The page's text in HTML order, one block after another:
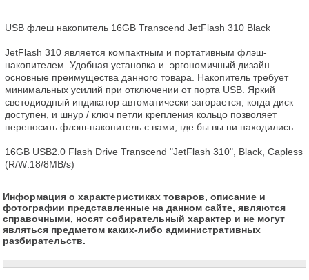
USB флеш накопитель 16GB Transcend JetFlash 310 Black
JetFlash 310 является компактным и портативным флэш-
накопителем. Удобная установка и  эргономичный дизайн
основные преимущества данного товара. Накопитель требует
минимальных усилий при отключении от порта USB. Яркий
светодиодный индикатор автоматически загорается, когда диск
доступен, и шнур / ключ петли крепления кольцо позволяет
переносить флэш-накопитель с вами, где бы вы ни находились.
16GB USB2.0 Flash Drive Transcend "JetFlash 310", Black, Capless
(R/W:18/8MB/s)
Информация о характеристиках товаров, описание и
фотографии представленные на данном сайте, являются
справочными, носят собирательный характер и не могут
являться предметом каких-либо административных
разбирательств.